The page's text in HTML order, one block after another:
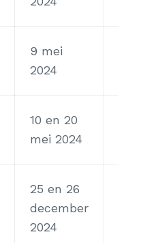
9 mei
2024
10 en 20
mei 2024
25 en 26
december
2024